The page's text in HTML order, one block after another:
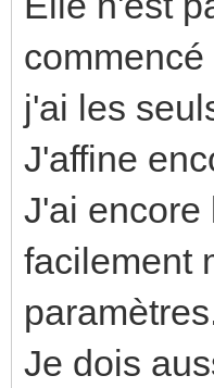
j'ai les
J'affine
J'ai encore
facilement
Je dois